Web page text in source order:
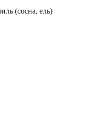
(сосна, ель)